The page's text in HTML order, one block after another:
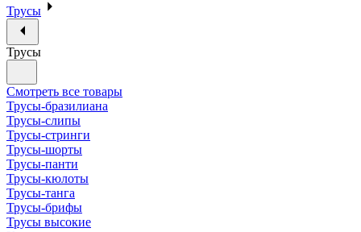
Трусы
Трусы
Смотреть все товары
Трусы-бразилиана
Трусы-слипы
Трусы-стринги
Трусы-шорты
Трусы-панти
Трусы-кюлоты
Трусы-танга
Трусы-брифы
Трусы высокие